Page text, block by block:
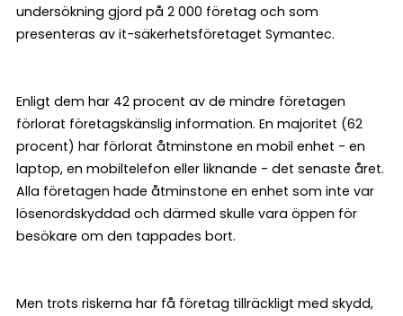
undersökning gjord på 2 000 företag och som
presenteras av it-säkerhetsföretaget Symantec.
Enligt dem har 42 procent av de mindre företagen
förlorat företagskänslig information. En majoritet (62
procent) har förlorat åtminstone en mobil enhet - en
laptop, en mobiltelefon eller liknande - det senaste året.
Alla företagen hade åtminstone en enhet som inte var
lösenordskyddad och därmed skulle vara öppen för
besökare om den tappades bort.
Men trots riskerna har få företag tillräckligt med skydd,